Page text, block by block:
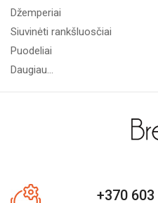
Džemperiai
Siuvinėti rankšluosčiai
Puodeliai
Daugiau...
+370 603